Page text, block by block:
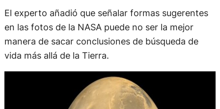
El experto añadió que señalar formas sugerentes
en las fotos de la NASA puede no ser la mejor
manera de sacar conclusiones de búsqueda de
vida más allá de la Tierra.